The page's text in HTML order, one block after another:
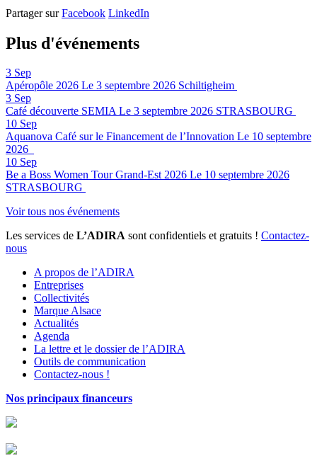
Partager sur Facebook LinkedIn
Plus d'événements
3 Sep
Apéropôle 2026 Le 3 septembre 2026 Schiltigheim
3 Sep
Café découverte SEMIALe 3 septembre 2026 STRASBOURG
10 Sep
Aquanova Café sur le Financement de l’Innovation Le 10 septembre
2026
10 Sep
Be a Boss Women Tour Grand-Est 2026 Le 10 septembre 2026
STRASBOURG
Voir tous nos événements
Les services de L’ADIRA sont confidentiels et gratuits ! Contactez-
nous
A propos de l’ADIRA
Entreprises
Collectivités
Marque Alsace
Actualités
Agenda
La lettre et le dossier de l’ADIRA
Outils de communication
Contactez-nous !
Nos principaux financeurs